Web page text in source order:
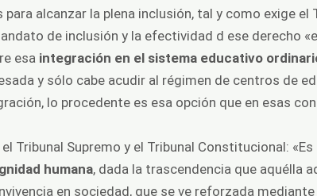
alcanzar la plena inclusión, tal y como exige el
de inclusión y la efectividad d ese derecho
esa integración en el sistema educativo
y sólo cabe acudir al régimen de centros de
lo procedente es esa opción que en esas
Tribunal Supremo y el Tribunal Constitucional:
humana, dada la trascendencia que aquélla
en sociedad, que se ve reforzada